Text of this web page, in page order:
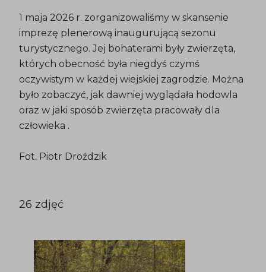
1 maja 2026 r. zorganizowaliśmy w skansenie
imprezę plenerową inaugurującą sezonu
turystycznego. Jej bohaterami były zwierzęta,
których obecność była niegdyś czymś
oczywistym w każdej wiejskiej zagrodzie. Można
było zobaczyć, jak dawniej wyglądała hodowla
oraz w jaki sposób zwierzęta pracowały dla
człowieka .
Fot. Piotr Droździk
26 zdjęć